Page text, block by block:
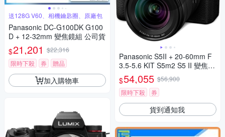
送128G V60、相機鑰匙圈、原廠包
Panasonic DC-G100DK G100
D + 12-32mm 變焦鏡組 公司貨
$21,201 $22,316
限時下殺
券 贈品
加入購物車
Panasonic S5II + 20-60mm F
3.5-5.6 KIT S5m2 S5 II 變焦鏡
組 公司貨
$54,055 $56,900
限時下殺
券
貨到通知我